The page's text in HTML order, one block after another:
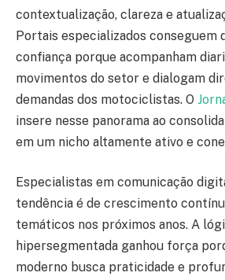
contextualização, clareza e
Portais especializados conseguem
confiança porque acompanham
movimentos do setor e dialogam
demandas dos motociclistas. O
insere nesse panorama ao
em um nicho altamente ativo e
Especialistas em comunicação
tendência é de crescimento
temáticos nos próximos anos. A
hipersegmentada ganhou força
moderno busca praticidade e